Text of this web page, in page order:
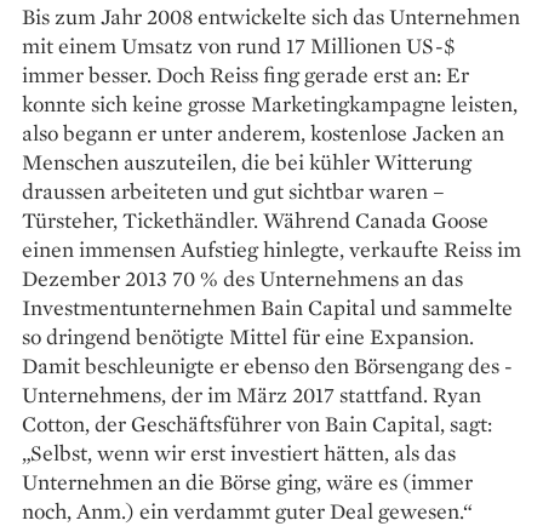
Bis zum Jahr 2008 entwickelte sich das Unternehmen
mit einem Umsatz von rund 17 Millionen US-$
immer besser. Doch Reiss fing gerade erst an: Er
konnte sich keine grosse Marketing­kampagne leisten,
also begann er unter anderem, kostenlose ­Jacken an
Menschen auszuteilen, die bei kühler Witterung
draussen arbeiteten und gut sichtbar waren –
Türsteher, Tickethändler. Während Canada Goose
einen immensen Aufstieg hinlegte, verkaufte Reiss im
Dezember 2013 70 % des Unternehmens an das
Investmentunternehmen Bain Capital und sammelte
so dringend benötigte Mittel für eine Expansion.
Damit beschleunigte er ebenso den Börsengang des ­
Unternehmens, der im März 2017 stattfand. Ryan
Cotton, der Geschäftsführer von Bain Capital, sagt:
„Selbst, wenn wir erst investiert hätten, als das
Unternehmen an die Börse ging, wäre es (immer
noch, Anm.) ein verdammt guter Deal gewesen.“